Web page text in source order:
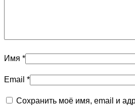
Имя *
Email *
Сохранить моё имя, email и